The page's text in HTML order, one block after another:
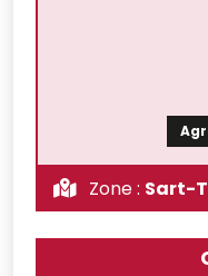
Zone : Sart-